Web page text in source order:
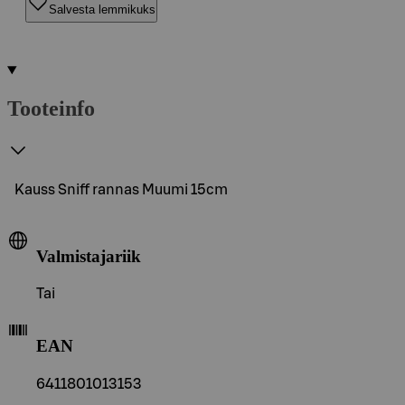
Salvesta lemmikuks
Tooteinfo
Kauss Sniff rannas Muumi 15cm
Valmistajariik
Tai
EAN
6411801013153